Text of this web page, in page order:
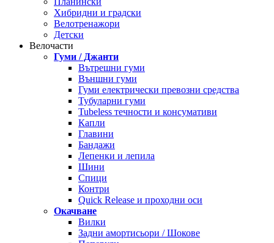
Хибридни и градски
Велотренажори
Детски
Велочасти
Гуми / Джанти
Вътрешни гуми
Външни гуми
Гуми електрически превозни средства
Тубуларни гуми
Tubeless течности и консумативи
Капли
Главини
Бандажи
Лепенки и лепила
Шини
Спици
Контри
Quick Release и проходни оси
Окачване
Вилки
Задни амортисьори / Шокове